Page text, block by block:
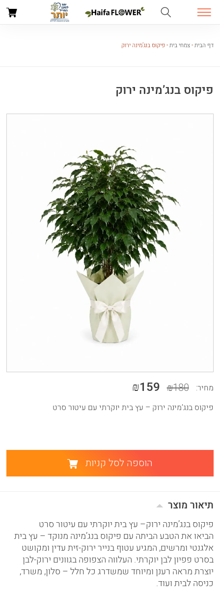
דף הבית-צמחי בית- פיקוס בנג’מינה ירוק
פיקוס בנג’מינה ירוק
מחיר: ₪180
₪159
פיקוס בנג’מינה ירוק – עץ בית יוקרתי עם עיטור סרט
הוספה לסל קניות
תיאור מוצר
פיקוס בנג’מינה ירוק– עץ בית יוקרתי עם עיטור סרט
הביאו את הטבע הביתה עם פיקוס בנג’מינה מנוקד – עץ בית
אלגנטי ומרשים, המגיע עטוף בנייר ירוק-זית עדין ומקושט
בסרט פפיון לבן יוקרתי. העלווה הצפופה בגוונים ירוק-לבן
יוצרת מראה רענן ומיוחד שמשדרג כל חלל – סלון, משרד,
כניסה לבית ועוד.